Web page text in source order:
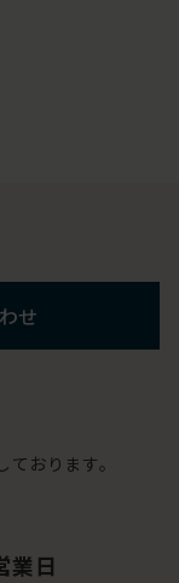
せ
おります。
業日